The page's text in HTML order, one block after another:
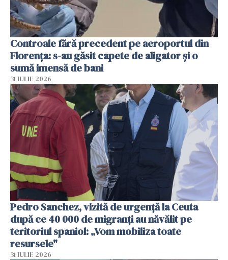
Controale fără precedent pe aeroportul din
Florența: s-au găsit capete de aligator și o
sumă imensă de bani
31 IULIE 2026
Pedro Sanchez, vizită de urgență la Ceuta
după ce 40 000 de migranți au năvălit pe
teritoriul spaniol: „Vom mobiliza toate
resursele"
31 IULIE 2026